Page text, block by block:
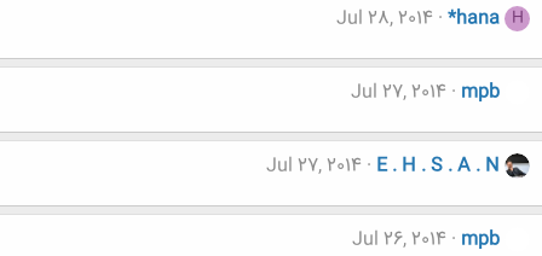
H
*hana
Jul 28, 2014
mpb
Jul 27, 2014
E . H . S . A . N
Jul 27, 2014
mpb
Jul 26, 2014